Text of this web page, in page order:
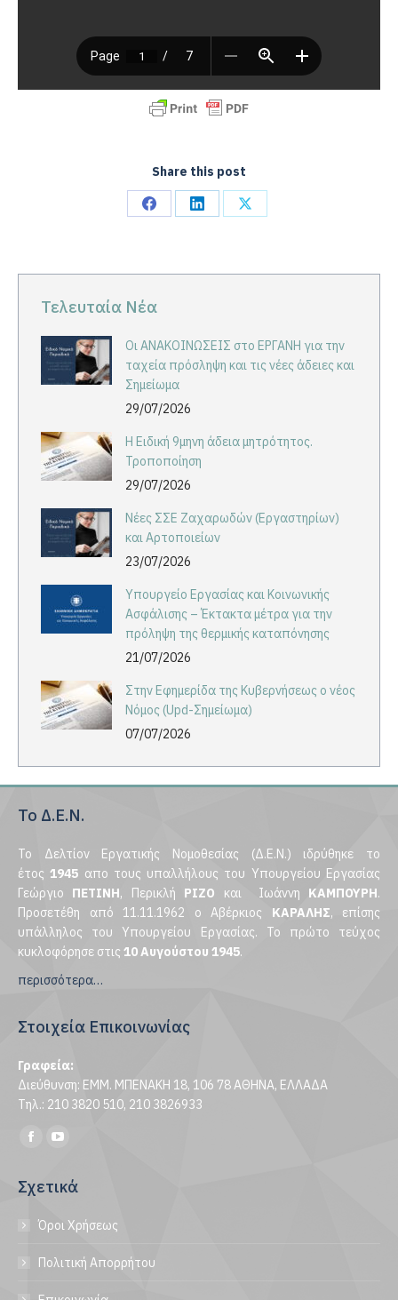
Share this post
Share Share Share
Τελευταία Νέα
Οι ΑΝΑΚΟΙΝΩΣΕΙΣ στο ΕΡΓΑΝΗ για την
ταχεία πρόσληψη και τις νέες άδειες και
Σημείωμα
29/07/2026
Η Ειδική 9μηνη άδεια μητρότητος.
Τροποποίηση
29/07/2026
Νέες ΣΣΕ Ζαχαρωδών (Εργαστηρίων)
και Αρτοποιείων
23/07/2026
Υπουργείο Εργασίας και Κοινωνικής
Ασφάλισης – Έκτακτα μέτρα για την
πρόληψη της θερμικής καταπόνησης
21/07/2026
Στην Εφημερίδα της Κυβερνήσεως ο νέος
Νόμος (Upd-Σημείωμα)
07/07/2026
Το Δ.Ε.Ν.
Το Δελτίον Εργατικής Νομοθεσίας (Δ.Ε.Ν.) ιδρύθηκε το
έτος1945 απο τους υπαλλήλους του Υπουργείου Εργασίας
Γεώργιο ΠΕΤΙΝΗ, Περικλή ΡΙΖΟ και Ιωάννη ΚΑΜΠΟΥΡΗ.
Προσετέθη από 11.11.1962 ο Αβέρκιος ΚΑΡΑΛΗΣ, επίσης
υπάλληλος του Υπουργείου Εργασίας. Το πρώτο τεύχος
κυκλοφόρησε στις 10 Αυγούστου 1945.
περισσότερα…
Στοιχεία Επικοινωνίας
Γραφεία:
Διεύθυνση: ΕΜΜ. ΜΠΕΝΑΚΗ 18, 106 78 ΑΘΗΝΑ, ΕΛΛΑΔΑ
Τηλ.: 210 3820 510, 210 3826933
Find us on:
Facebook
opens
in
window
opens
window
Σχετικά
Όροι Χρήσεως
Πολιτική Απορρήτου